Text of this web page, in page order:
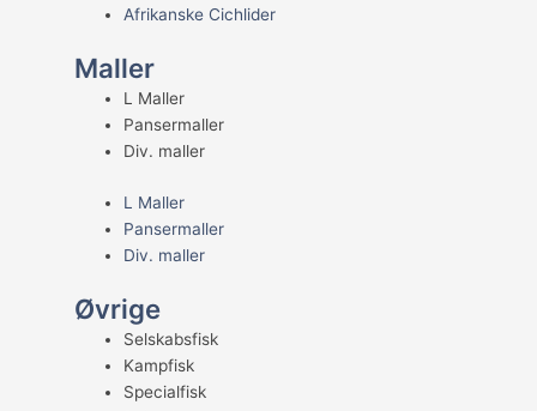
Afrikanske Cichlider
Maller
L Maller
Pansermaller
Div. maller
L Maller
Pansermaller
Div. maller
Øvrige
Selskabsfisk
Kampfisk
Specialfisk